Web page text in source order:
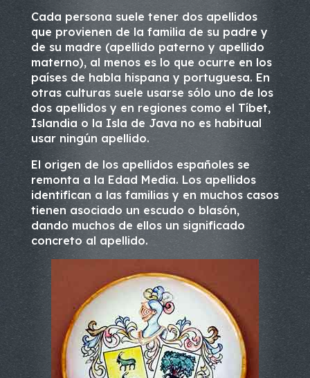
Cada persona suele tener dos apellidos
que provienen de la familia de su padre y
de su madre (apellido paterno y apellido
materno), al menos es lo que ocurre en los
países de habla hispana y portuguesa. En
otras culturas suele usarse sólo uno de los
dos apellidos y en regiones como el Tíbet,
Islandia o la Isla de Java no es habitual
usar ningún apellido.
El origen de los apellidos españoles se
remonta a la Edad Media. Los apellidos
identifican a las familias y en muchos casos
tienen asociado un escudo o blasón,
dando muchos de ellos un significado
concreto al apellido.